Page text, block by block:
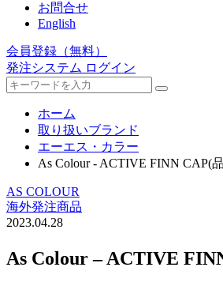
お問合せ
English
会員登録 （無料）
発注システム ログイン
ホーム
取り扱いブランド
エーエス・カラー
As Colour - ACTIVE FINN CAP(
AS COLOUR
海外発注商品
2023.04.28
As Colour – ACTIVE